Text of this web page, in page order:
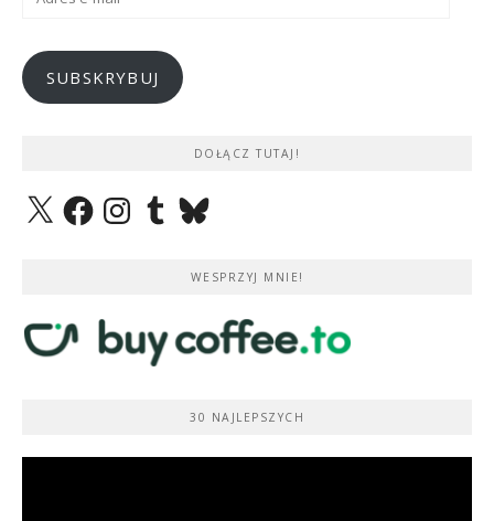
SUBSKRYBUJ
DOŁĄCZ TUTAJ!
X FacebookInstagramTumblrBluesky
WESPRZYJ MNIE!
30 NAJLEPSZYCH